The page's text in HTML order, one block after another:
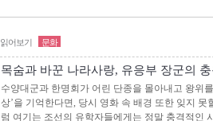
읽어보기 문화
목숨과 바꾼 나라사랑, 유응부 장군의
수양대군과 한명회가 어린 단종을 몰아내고 왕위
상’을 기억한다면, 당시 영화 속 배경 또한 잊지
럼 여기는 조선의 유학자들에게는 정말 충격적인